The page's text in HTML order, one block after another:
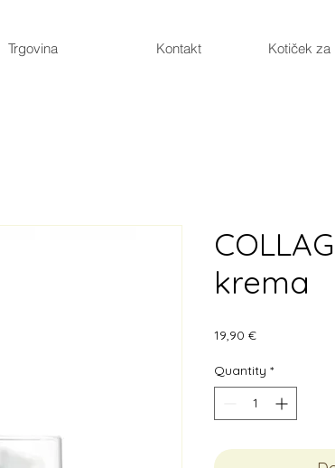
Trgovina Kontakt Kotiček za
krema
19,90 €Price
Quantity *